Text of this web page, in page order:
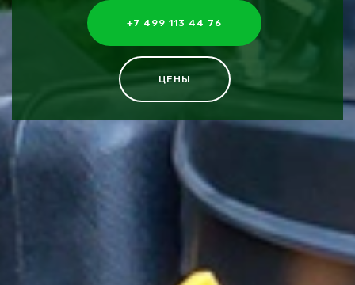
+7 499 113 44 76
ЦЕНЫ